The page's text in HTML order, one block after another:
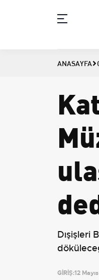
ANASAYFA
Dışişleri
GİRİŞ:12